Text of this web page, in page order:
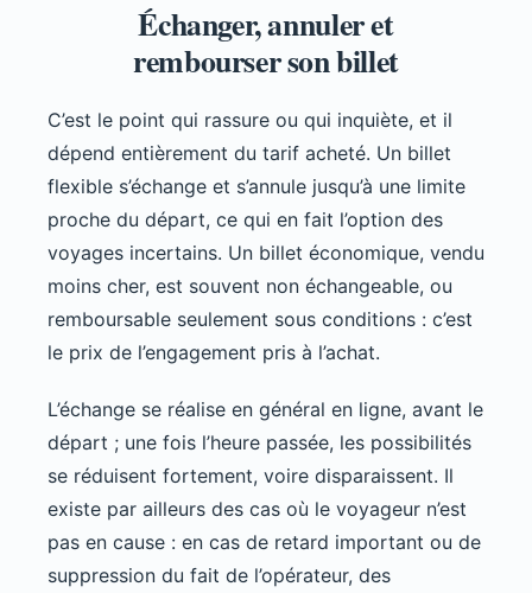
Échanger, annuler et
rembourser son billet
C’est le point qui rassure ou qui inquiète, et il
dépend entièrement du tarif acheté. Un billet
flexible s’échange et s’annule jusqu’à une limite
proche du départ, ce qui en fait l’option des
voyages incertains. Un billet économique, vendu
moins cher, est souvent non échangeable, ou
remboursable seulement sous conditions : c’est
le prix de l’engagement pris à l’achat.
L’échange se réalise en général en ligne, avant le
départ ; une fois l’heure passée, les possibilités
se réduisent fortement, voire disparaissent. Il
existe par ailleurs des cas où le voyageur n’est
pas en cause : en cas de retard important ou de
suppression du fait de l’opérateur, des